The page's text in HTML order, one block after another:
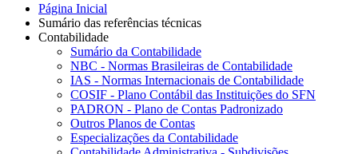
Página Inicial
Sumário das referências técnicas
Contabilidade
Sumário da Contabilidade
NBC - Normas Brasileiras de Contabilidade
IAS - Normas Internacionais de Contabilidade
COSIF - Plano Contábil das Instituições do SFN
PADRON - Plano de Contas Padronizado
Outros Planos de Contas
Especializações da Contabilidade